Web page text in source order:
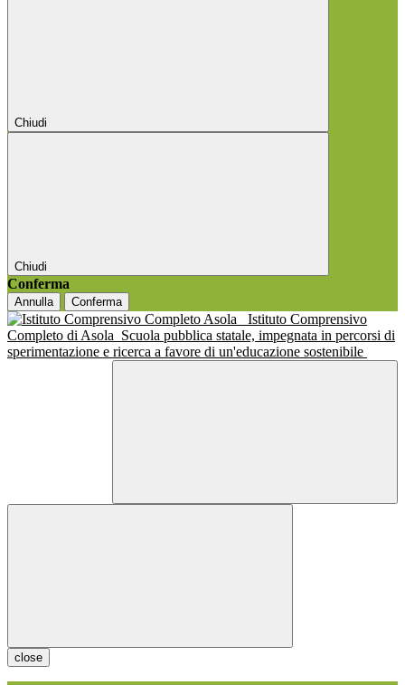
Chiudi
Chiudi
Conferma
Annulla Conferma
Istituto Comprensivo
Completo di Asola Scuola pubblica statale, impegnata in percorsi di
sperimentazione e ricerca a favore di un'educazione sostenibile
close